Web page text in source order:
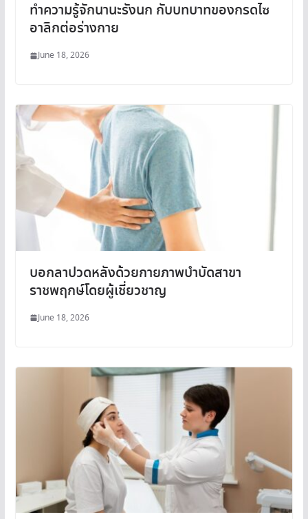
ทำความรู้จักนานะรังนก กับบทบาทของกรดไซ
อาลิกต่อร่างกาย
June 18, 2026
บอกลาปวดหลังด้วยกายภาพบำบัดสาขา
ราชพฤกษ์โดยผู้เชี่ยวชาญ
June 18, 2026